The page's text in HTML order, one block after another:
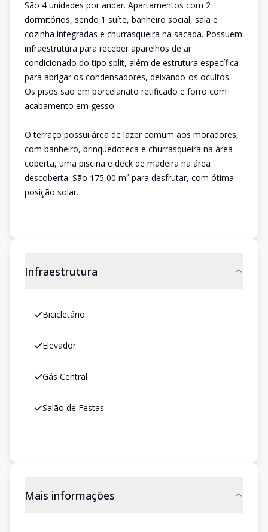
São 4 unidades por andar. Apartamentos com 2
dormitórios, sendo 1 suíte, banheiro social, sala e
cozinha integradas e churrasqueira na sacada. Possuem
infraestrutura para receber aparelhos de ar
condicionado do tipo split, além de estrutura específica
para abrigar os condensadores, deixando-os ocultos.
Os pisos são em porcelanato retificado e forro com
acabamento em gesso.
O terraço possui área de lazer comum aos moradores,
com banheiro, brinquedoteca e churrasqueira na área
coberta, uma piscina e deck de madeira na área
descoberta. São 175,00 m² para desfrutar, com ótima
posição solar.
Infraestrutura
Bicicletário
Elevador
Gás Central
Salão de Festas
Mais informações